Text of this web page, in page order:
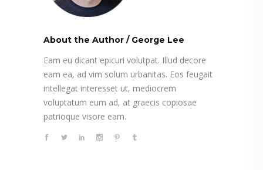
About the Author / George Lee
Eam eu dicant epicuri volutpat. Illud decore
eam ea, ad vim solum urbanitas. Eos feugait
intellegat interesset ut, mediocrem
voluptatum eum ad, at graecis copiosae
patrioque visore eam.